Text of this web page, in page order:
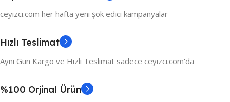
ceyizci.com her hafta yeni şok edici kampanyalar
Hızlı Teslimat
Aynı Gün Kargo ve Hızlı Teslimat sadece ceyizci.com'da
%100 Orjinal Ürün